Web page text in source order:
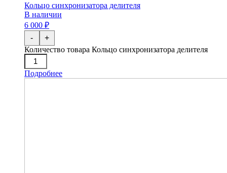
Кольцо синхронизатора делителя
В наличии
6 000 ₽
-
Количество товара Кольцо синхронизатора делителя
+
Подробнее